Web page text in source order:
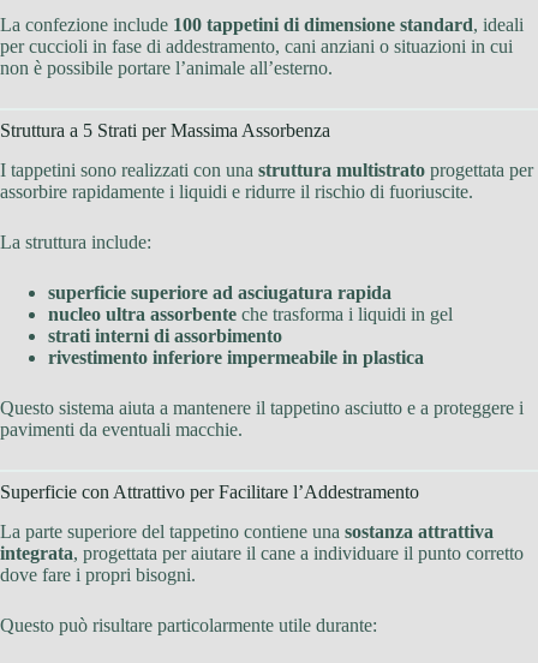
La confezione include 100 tappetini di dimensione standard, ideali
per cuccioli in fase di addestramento, cani anziani o situazioni in cui
non è possibile portare l’animale all’esterno.
Struttura a 5 Strati per Massima Assorbenza
I tappetini sono realizzati con una struttura multistrato progettata per
assorbire rapidamente i liquidi e ridurre il rischio di fuoriuscite.
La struttura include:
superficie superiore ad asciugatura rapida
nucleo ultra assorbente che trasforma i liquidi in gel
strati interni di assorbimento
rivestimento inferiore impermeabile in plastica
Questo sistema aiuta a mantenere il tappetino asciutto e a proteggere i
pavimenti da eventuali macchie.
Superficie con Attrattivo per Facilitare l’Addestramento
La parte superiore del tappetino contiene una sostanza attrattiva
integrata, progettata per aiutare il cane a individuare il punto corretto
dove fare i propri bisogni.
Questo può risultare particolarmente utile durante: